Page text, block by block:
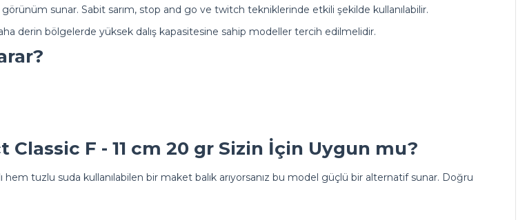
görünüm sunar. Sabit sarım, stop and go ve twitch tekniklerinde etkili şekilde kullanılabilir.
derin bölgelerde yüksek dalış kapasitesine sahip modeller tercih edilmelidir.
Classic F - 11 cm 20 gr Sizin İçin Uygun mu?
tuzlu suda kullanılabilen bir maket balık arıyorsanız bu model güçlü bir alternatif sunar. Doğru